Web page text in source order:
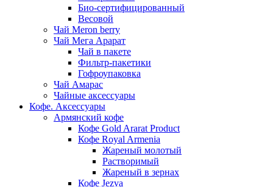
Био-сертифицированный
Весовой
Чай Meron berry
Чай Мега Арарат
Чай в пакете
Фильтр-пакетики
Гофроупаковка
Чай Амарас
Чайные аксессуары
Кофе. Аксессуары
Армянский кофе
Кофе Gold Ararat Product
Кофе Royal Armenia
Жареный молотый
Растворимый
Жареный в зернах
Кофе Jezva